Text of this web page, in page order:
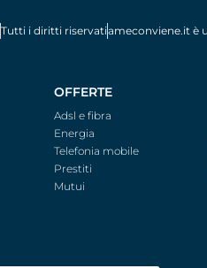
Tutti i diritti riservatiameconviene.it è
OFFERTE
Adsl e fibra
Energia
Telefonia mobile
Prestiti
Mutui